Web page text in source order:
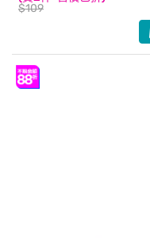
$109